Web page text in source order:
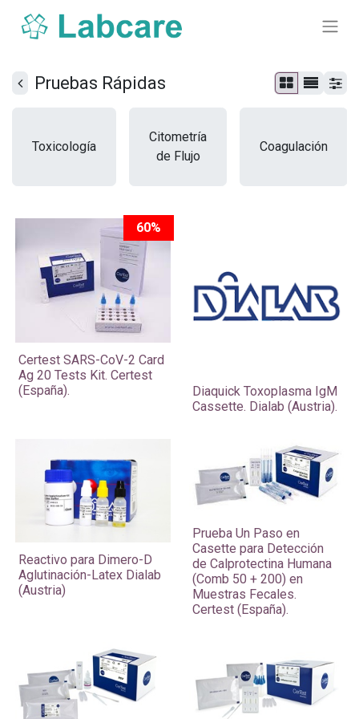
Pruebas Rápidas
Toxicología
Citometría
de Flujo
Coagulación
​Certest SARS-CoV-2 Card
Ag 20 Tests Kit. Certest
(España).
60%
Diaquick Toxoplasma IgM
Cassette. Dialab (Austria).
​Reactivo para Dimero-D
Aglutinación-Latex Dialab
(Austria)
Prueba Un Paso en
Casette para Detección
de Calprotectina Humana
(Comb 50 + 200) en
Muestras Fecales.
Certest (España).